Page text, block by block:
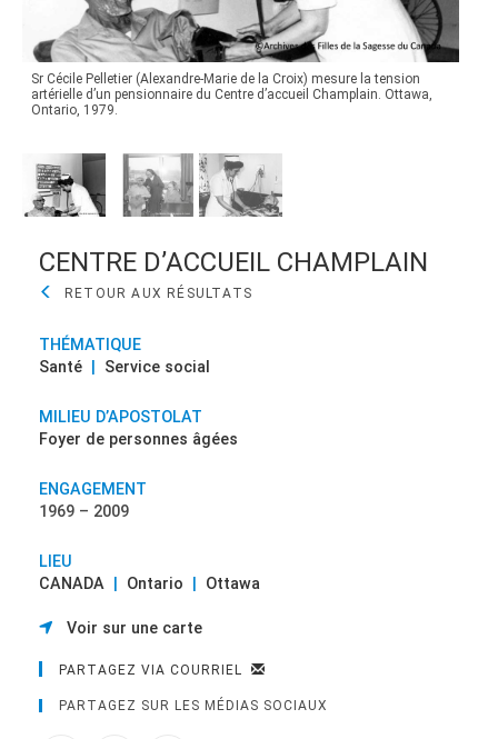
Sr Cécile Pelletier (Alexandre-Marie de la Croix) mesure la tension
artérielle d’un pensionnaire du Centre d’accueil Champlain. Ottawa,
Ontario, 1979.
CENTRE D’ACCUEIL CHAMPLAIN
THÉMATIQUE
Santé | Service social
MILIEU D’APOSTOLAT
Foyer de personnes âgées
ENGAGEMENT
1969 – 2009
LIEU
CANADA | Ontario | Ottawa
Voir sur une carte
PARTAGEZ VIA COURRIEL
PARTAGEZ SUR LES MÉDIAS SOCIAUX